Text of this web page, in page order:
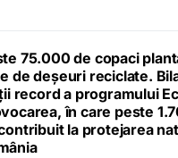
75.000 de copaci
de deșeuri reciclate.
record a programului
în care peste
la protejarea